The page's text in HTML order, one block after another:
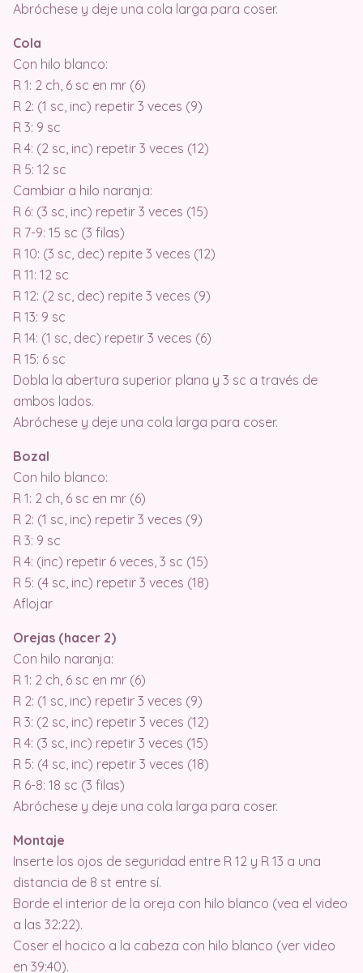
Abróchese y deje una cola larga para coser.
Cola
Con hilo blanco:
R 1: 2 ch, 6 sc en mr (6)
R 2: (1 sc, inc) repetir 3 veces (9)
R 3: 9 sc
R 4: (2 sc, inc) repetir 3 veces (12)
R 5: 12 sc
Cambiar a hilo naranja:
R 6: (3 sc, inc) repetir 3 veces (15)
R 7-9: 15 sc (3 filas)
R 10: (3 sc, dec) repite 3 veces (12)
R 11: 12 sc
R 12: (2 sc, dec) repite 3 veces (9)
R 13: 9 sc
R 14: (1 sc, dec) repetir 3 veces (6)
R 15: 6 sc
Dobla la abertura superior plana y 3 sc a través de
ambos lados.
Abróchese y deje una cola larga para coser.
Bozal
Con hilo blanco:
R 1: 2 ch, 6 sc en mr (6)
R 2: (1 sc, inc) repetir 3 veces (9)
R 3: 9 sc
R 4: (inc) repetir 6 veces, 3 sc (15)
R 5: (4 sc, inc) repetir 3 veces (18)
Aflojar
Orejas (hacer 2)
Con hilo naranja:
R 1: 2 ch, 6 sc en mr (6)
R 2: (1 sc, inc) repetir 3 veces (9)
R 3: (2 sc, inc) repetir 3 veces (12)
R 4: (3 sc, inc) repetir 3 veces (15)
R 5: (4 sc, inc) repetir 3 veces (18)
R 6-8: 18 sc (3 filas)
Abróchese y deje una cola larga para coser.
Montaje
Inserte los ojos de seguridad entre R 12 y R 13 a una
distancia de 8 st entre sí.
Borde el interior de la oreja con hilo blanco (vea el video
a las 32:22).
Coser el hocico a la cabeza con hilo blanco (ver video
en 39:40).